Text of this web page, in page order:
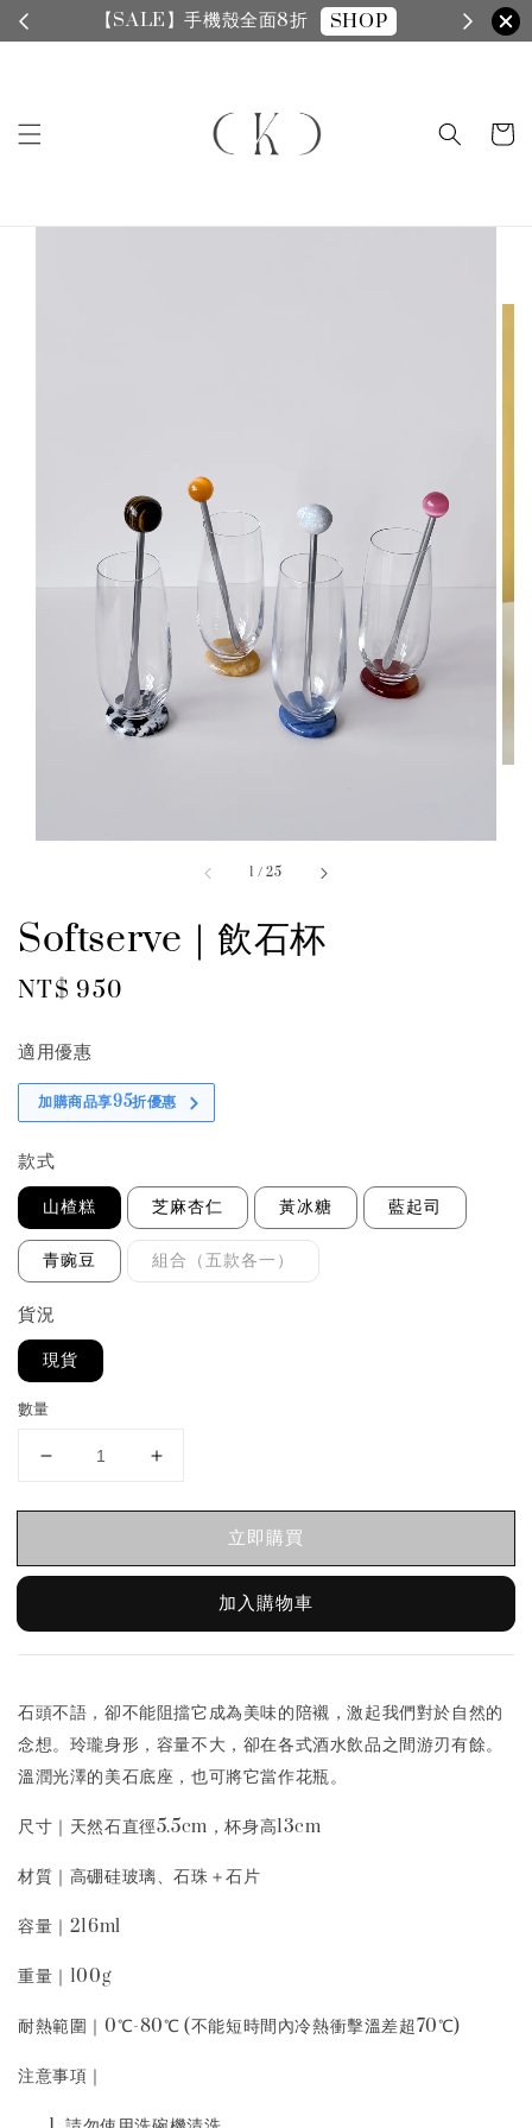
【SALE】手機殼全面8折 SHOP
1 /25
Softserve｜飲石杯
Regular
NT$ 950
適用優惠
加購商品享95折優惠
款式
山楂糕 芝麻杏仁 黃冰糖 藍起司
青豌豆 組合（五款各一）
貨況
現貨
數量
立即購買
加入購物車
石頭不語，卻不能阻擋它成為美味的陪襯，激起我們對於自然的
念想。玲瓏身形，容量不大，卻在各式酒水飲品之間游刃有餘。
溫潤光澤的美石底座，也可將它當作花瓶。
尺寸｜天然石直徑5.5cm，杯身高13cm
材質｜高硼硅玻璃、石珠＋石片
容量｜216ml
重量｜100g
耐熱範圍｜0℃-80℃ (不能短時間內冷熱衝擊溫差超70℃)
注意事項｜